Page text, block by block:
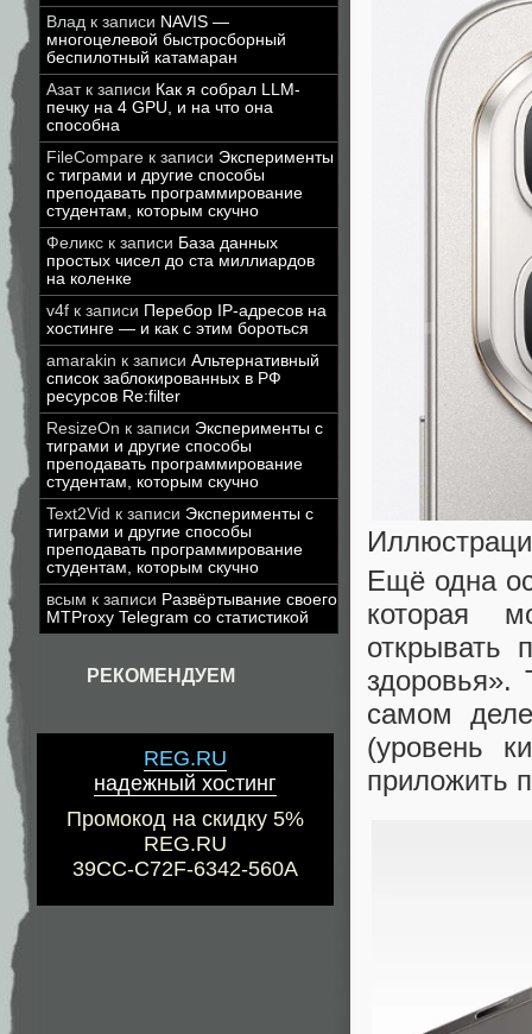
Влад к записи NAVIS —
многоцелевой быстросборный
беспилотный катамаран
Азатк записи Как я собрал LLM-
печку на 4 GPU, и на что она
способна
FileCompare к записи Эксперименты
с тиграми и другие способы
преподавать программирование
студентам, которым скучно
Феликс к записи База данных
простых чисел до ста миллиардов
на коленке
v4f к записи Перебор IP-адресов на
хостинге — и как с этим бороться
amarakin к записи Альтернативный
список заблокированных в РФ
ресурсов Re:filter
ResizeOn к записи Эксперименты с
тиграми и другие способы
преподавать программирование
студентам, которым скучно
Text2Vid к записи Эксперименты с
тиграми и другие способы
преподавать программирование
студентам, которым скучно
всым к записи Развёртывание своего
MTProxy Telegram со статистикой
РЕКОМЕНДУЕМ
REG.RU
надежный хостинг
Промокод на скидку 5%
REG.RU
39CC-C72F-6342-560A
Ещё одна
которая
открывать
здоровья».
самом
(уровень
приложить